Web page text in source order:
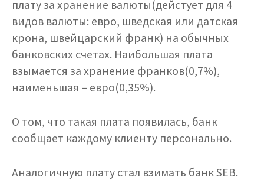
плату за хранение валюты(дейстует для 4
видов валюты: евро, шведская или датская
крона, швейцарский франк) на обычных
банковских счетах. Наибольшая плата
взымается за хранение франков(0,7%),
наименьшая – евро(0,35%).
О том, что такая плата появилась, банк
сообщает каждому клиенту персонально.
Аналогичную плату стал взимать банк SEB.